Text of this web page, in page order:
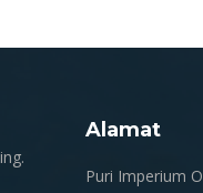
Alamat
Puri Imperium